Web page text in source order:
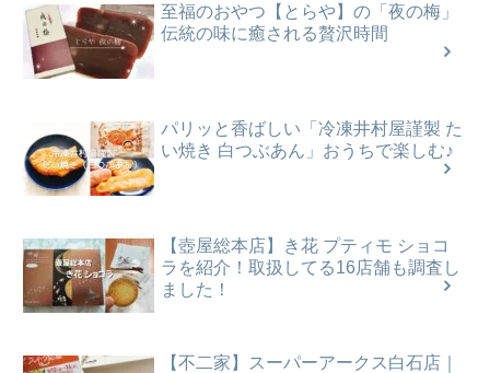
至福のおやつ【とらや】の「夜の梅」
伝統の味に癒される贅沢時間
パリッと香ばしい「冷凍井村屋謹製 た
い焼き 白つぶあん」おうちで楽しむ♪
【壺屋総本店】き花 プティモ ショコ
ラを紹介！取扱してる16店舗も調査し
ました！
【不二家】スーパーアークス白石店｜